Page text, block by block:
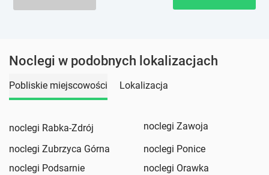
Noclegi w podobnych lokalizacjach
Pobliskie miejscowości Lokalizacja
noclegi Rabka-Zdrój
noclegi Zawoja
noclegi Zubrzyca Górna
noclegi Ponice
noclegi Podsarnie
noclegi Orawka